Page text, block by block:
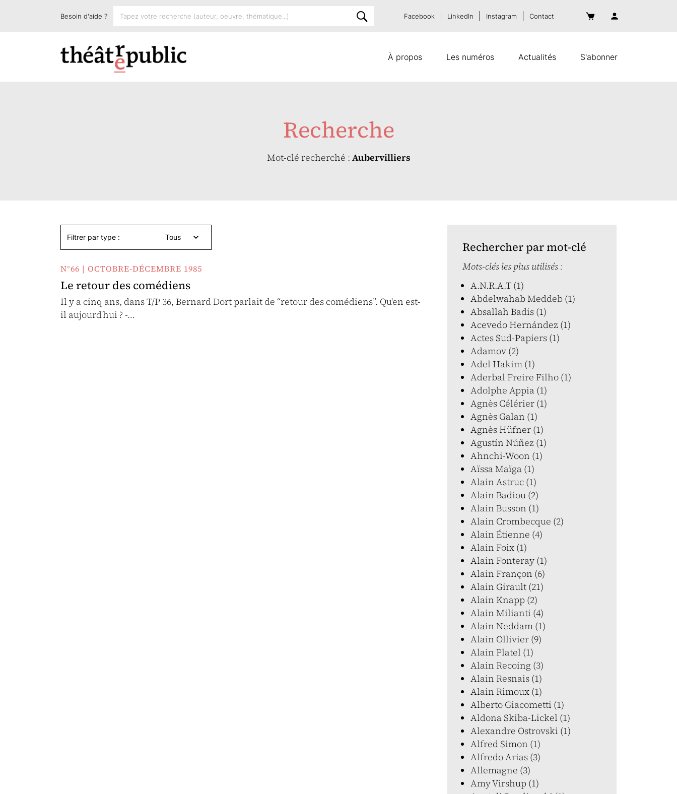
À propos Les numéros Actualités S'abonner
Besoin d'aide ? Facebook LinkedIn Instagram Contact
Recherche
Mot-clé recherché : Aubervilliers
Filtrer par type : Tous
N°66 | OCTOBRE-DÉCEMBRE 1985
Le retour des comédiens
Il y a cinq ans, dans T/P 36, Bernard Dort parlait de “retour des comédiens”. Qu'en est-
il aujourd'hui ? -…
Rechercher par mot-clé
Mots-clés les plus utilisés :
A.N.R.A.T (1)
Abdelwahab Meddeb (1)
Absallah Badis (1)
Acevedo Hernández (1)
Actes Sud-Papiers (1)
Adamov (2)
Adel Hakim (1)
Aderbal Freire Filho (1)
Adolphe Appia (1)
Agnès Célérier (1)
Agnès Galan (1)
Agnès Hüfner (1)
Agustín Núñez (1)
Ahnchi-Woon (1)
Aïssa Maïga (1)
Alain Astruc (1)
Alain Badiou (2)
Alain Busson (1)
Alain Crombecque (2)
Alain Étienne (4)
Alain Foix (1)
Alain Fonteray (1)
Alain Françon (6)
Alain Girault (21)
Alain Knapp (2)
Alain Milianti (4)
Alain Neddam (1)
Alain Ollivier (9)
Alain Platel (1)
Alain Recoing (3)
Alain Resnais (1)
Alain Rimoux (1)
Alberto Giacometti (1)
Aldona Skiba-Lickel (1)
Alexandre Ostrovski (1)
Alfred Simon (1)
Alfredo Arias (3)
Allemagne (3)
Amy Virshup (1)